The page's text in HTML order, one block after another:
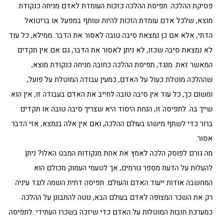
פסיקת ההלכה. תפיסת ההלכה כזכות העומדת לאדם מניחה כנקודת
מוצא, שלכל אדם עומדת הזכות להיות שותף במפעל או בריטואל
הדתי, אלא אם כן נמצאת סיבה טובה לאסור את הדבר. ממילא, כל עוד
לא נמצאת סיבה שכזו, לא ניתן לאסור את הדבר, גם אם אין תקדים
המאשר זאת. מנגד, תפיסת ההלכה כחובה מניחה כנקודת מוצא,
שההלכה מוטלת כעול על האדם, כמעין עבודה המוטלת על פועל,
ומשום כך, כל עוד אין סיבה טובה לחייב את האדם בעבודה זו, אין הוא
שייך בה. לתפיסה זו, הנחת היסוד היא שצריך סיבה טובה או תקדים
ברור כדי לשתף מישהו בעולם ההלכה, ואם אין אלה בנמצא, אזי הדבר
אסור.
מה גורם לפוסק הלכה לאמץ את אחת מנקודות המבט האלו? ניתן
להעלות על הדעת מספר גורמים, אך לטעמי העמוק מכולם הוא
המחשבה אודות ייעוד האדם והעולם. תפיסה דתית השמה לנגד עיניה
רק את השכר המצופה לאדם בעולם הבא, נוטה להתבונן על ההלכה
כמערכת חובות המוטלות על האדם כדי שיזכה בשכרו העתידי. לתפיסה